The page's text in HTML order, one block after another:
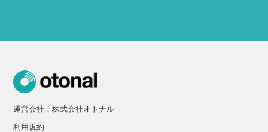
運営会社：株式会社オトナル
利用規約